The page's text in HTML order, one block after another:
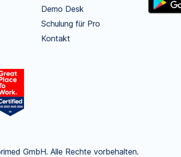
Demo Desk
Schulung für Pro
Kontakt
GmbH. Alle Rechte vorbehalten.